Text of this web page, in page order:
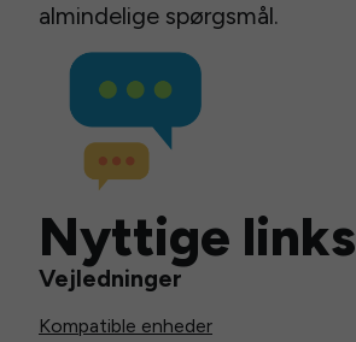
almindelige spørgsmål.
Nyttige links
Vejledninger
Kompatible enheder